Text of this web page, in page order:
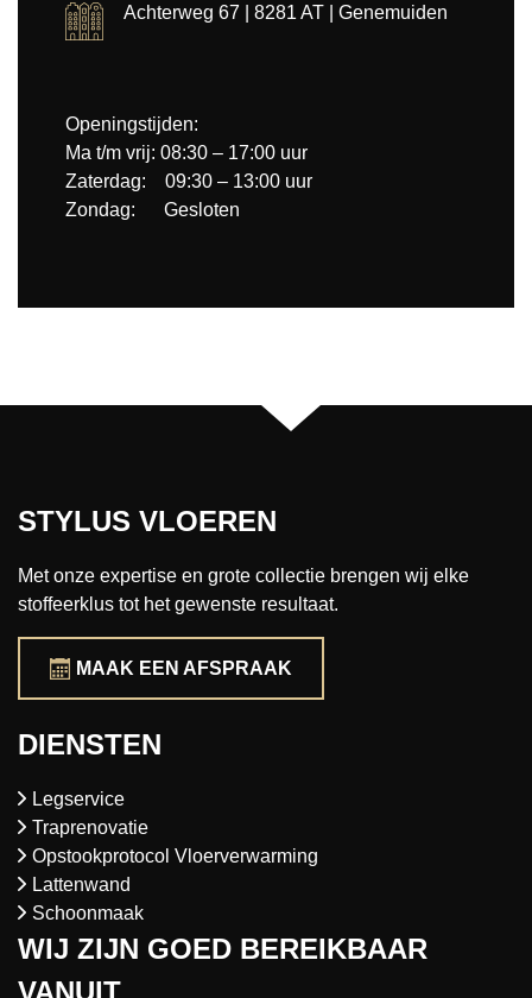
Achterweg 67 | 8281 AT | Genemuiden
Openingstijden:
Ma t/m vrij: 08:30 – 17:00 uur
Zaterdag: 09:30 – 13:00 uur
Zondag: Gesloten
STYLUS VLOEREN
Met onze expertise en grote collectie brengen wij elke
stoffeerklus tot het gewenste resultaat.
MAAK EEN AFSPRAAK
DIENSTEN
Legservice
Traprenovatie
Opstookprotocol Vloerverwarming
Lattenwand
Schoonmaak
WIJ ZIJN GOED BEREIKBAAR
VANUIT